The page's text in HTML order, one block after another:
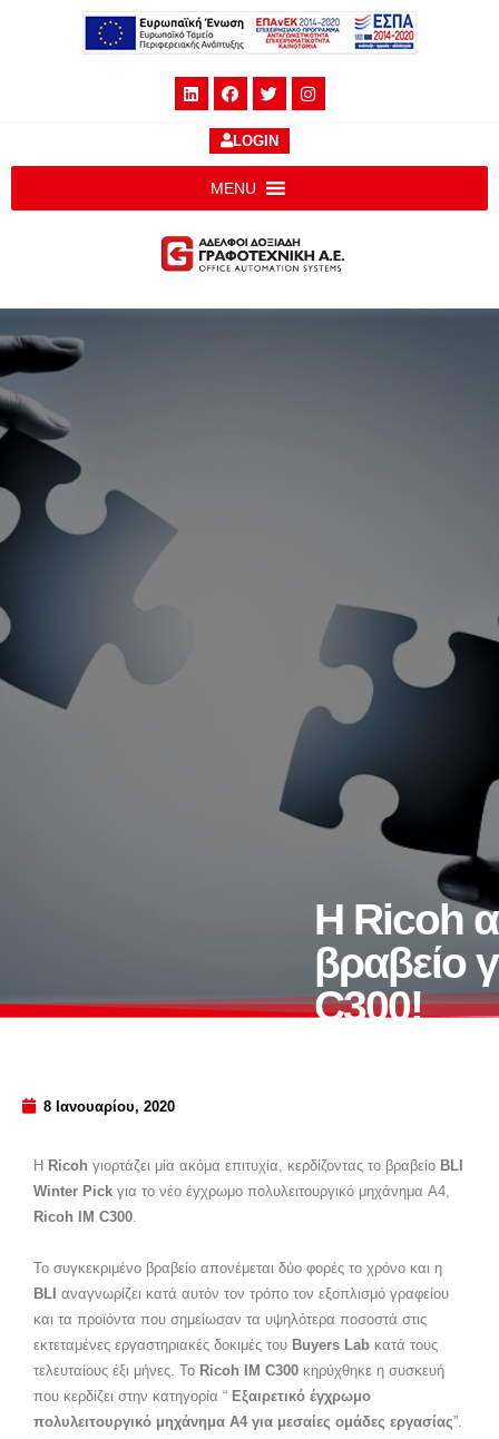
MENU
LOGIN
Η Ricoh
βραβείο
C300!
8 Ιανουαρίου, 2020
Η Ricoh γιορτάζει μία ακόμα επιτυχία, κερδίζοντας το βραβείο BLI
Winter Pick για το νέο έγχρωμο πολυλειτουργικό μηχάνημα A4,
Ricoh IM C300.
Το συγκεκριμένο βραβείο απονέμεται δύο φορές το χρόνο και η
BLI αναγνωρίζει κατά αυτόν τον τρόπο τον εξοπλισμό γραφείου
και τα προϊόντα που σημείωσαν τα υψηλότερα ποσοστά στις
εκτεταμένες εργαστηριακές δοκιμές του Buyers Lab κατά τους
τελευταίους έξι μήνες. Το Ricoh IM C300 κηρύχθηκε η συσκευή
που κερδίζει στην κατηγορία “ Εξαιρετικό έγχρωμο
πολυλειτουργικό μηχάνημα Α4 για μεσαίες ομάδες εργασίας”.